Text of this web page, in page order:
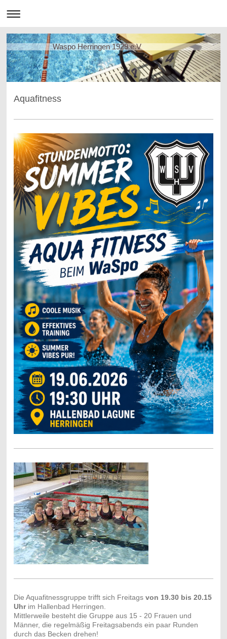
Waspo Herringen 1929 e.V
Aquafitness
Die Aquafitnessgruppe trifft sich Freitags von 19.30 bis 20.15
Uhrim Hallenbad Herringen.
Mittlerweile besteht die Gruppe aus 15 - 20 Frauen und
Männer, die regelmäßig Freitagsabends ein paar Runden
durch das Becken drehen!